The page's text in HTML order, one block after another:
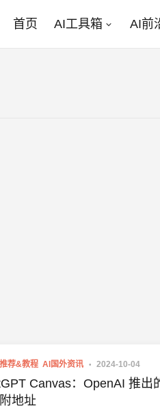
首页 AI工具箱 AI前
荐&教程 AI国外资讯 2024-10-04
Canvas：OpenAI 推出
地址